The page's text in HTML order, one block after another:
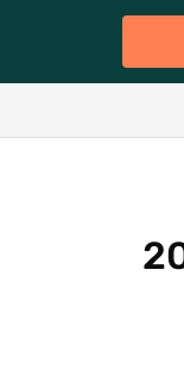
الجديد 2025